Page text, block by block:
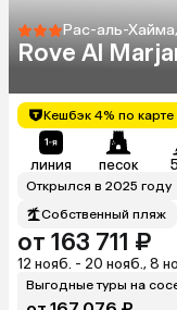
Рас-аль-
Rove Al
Кешбэк 4% по
линия песок
Открылся в 2025 году
Собственный пляж
от 163 711 ₽
12 нояб. - 20 нояб., 8
Выгодные туры на